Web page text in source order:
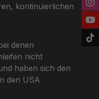
kontinuierlichen
denen
nicht
haben sich den
den USA